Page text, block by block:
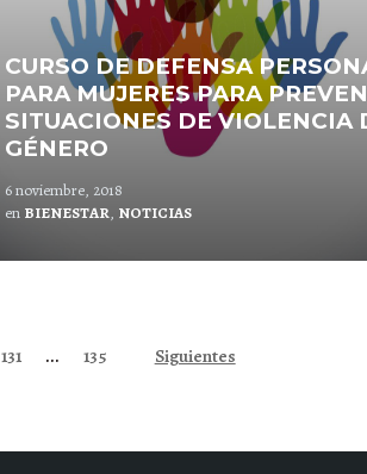
CURSO DE DEFENSA
PARA MUJERES PARA
SITUACIONES DE VIOLENCIA
GÉNERO
6 noviembre, 2018
en BIENESTAR, NOTICIAS
131 ... 135 Siguientes